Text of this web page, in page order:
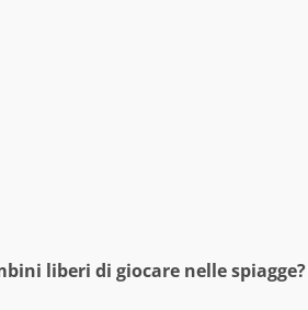
liberi di giocare nelle spiagge?